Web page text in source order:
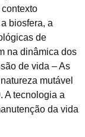
biosfera, a
de
na dinâmica dos
de vida – As
mutável
A tecnologia a
da vida